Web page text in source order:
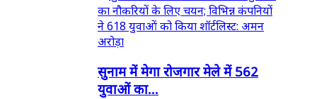
सुनाम में मेगा रोजगार मेले में 562
युवाओं का...